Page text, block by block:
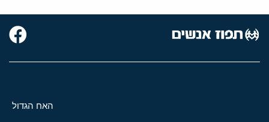
האח הגדול